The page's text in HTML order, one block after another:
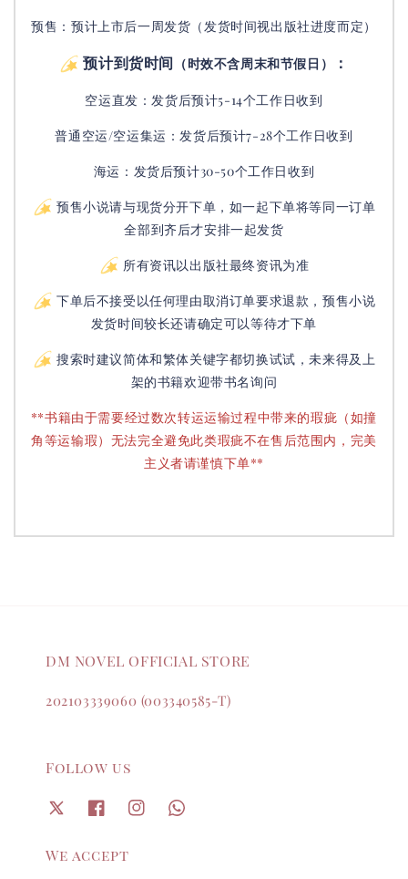
预售：预计上市后一周发货（发货时间视出版社进度而定）
预计到货时间 （时效不含周末和节假日） ：
空运直发： 发货后预计5-14个工作日收到
普通空运/空运集运： 发货后预计7-28个工作日收到
海运：发货后预计30-50个工作日收到
预售小说请与现货分开下单，如一起下单将等同一订单
全部到齐后才安排一起发货
所有资讯以出版社最终资讯为准
下单后不接受以任何理由取消订单要求退款，预售小说
发货时间较长还请确定可以等待才下单
搜索时建议简体和繁体关键字都切换试试，未来得及上
架的书籍欢迎带书名询问
**书籍由于需要经过数次转运运输过程中带来的瑕疵（如撞
角等运输瑕）无法完全避免此类瑕疵不在售后范围内，完美
主义者请谨慎下单**
DM NOVEL OFFICIAL STORE
202103339060 (003340585-T)
Follow us
We accept